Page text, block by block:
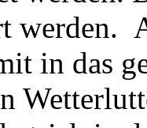
werden.
in das